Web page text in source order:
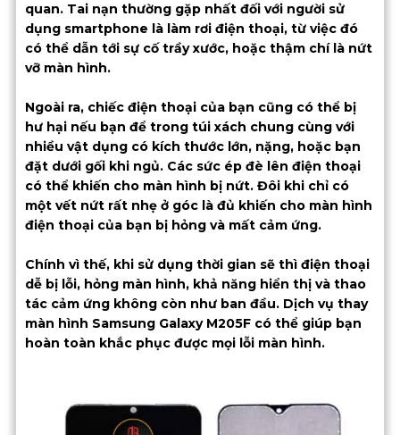
quan. Tai nạn thường gặp nhất đối với người sử
dụng smartphone là làm rơi điện thoại, từ việc đó
có thể dẫn tới sự cố trầy xước, hoặc thậm chí là nứt
vỡ màn hình.
Ngoài ra, chiếc điện thoại của bạn cũng có thể bị
hư hại nếu bạn để trong túi xách chung cùng với
nhiều vật dụng có kích thước lớn, nặng, hoặc bạn
đặt dưới gối khi ngủ. Các sức ép đè lên điện thoại
có thể khiến cho màn hình bị nứt. Đôi khi chỉ có
một vết nứt rất nhẹ ở góc là đủ khiến cho màn hình
điện thoại của bạn bị hỏng và mất cảm ứng.
Chính vì thế, khi sử dụng thời gian sẽ thì điện thoại
dễ bị lỗi, hỏng màn hình, khả năng hiển thị và thao
tác cảm ứng không còn như ban đầu. Dịch vụ thay
màn hình Samsung Galaxy M205F có thể giúp bạn
hoàn toàn khắc phục được mọi lỗi màn hình.